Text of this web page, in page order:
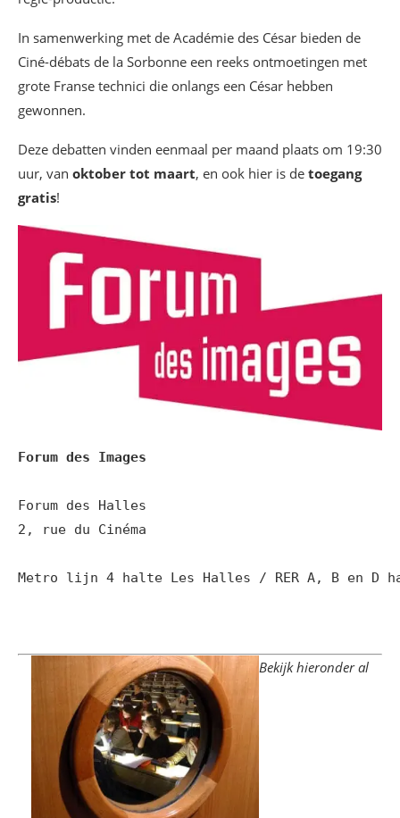
In samenwerking met de Académie des César bieden de
Ciné-débats de la Sorbonne een reeks ontmoetingen met
grote Franse technici die onlangs een César hebben
gewonnen.
Deze debatten vinden eenmaal per maand plaats om 19:30
uur, van oktober tot maart, en ook hier is de toegang
gratis!
Forum des Images
Forum des Halles
2, rue du Cinéma
Metro lijn 4 halte Les Halles / RER A, B en D
Bekijk hieronder al